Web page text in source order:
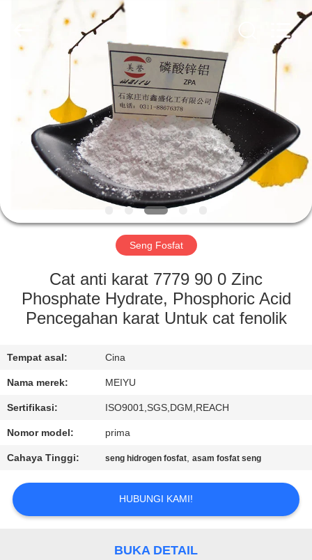
RUMAH
PRODUK
VIDEO
TENTANG
KAMI
PABRIK
KUALITAS
HUBUNGI
KAMI
KUTIPAN
Developed
Seng Fosfat
Cat anti karat 7779 90 0 Zinc
Phosphate Hydrate, Phosphoric Acid
Pencegahan karat Untuk cat fenolik
Tempat asal: Cina
Nama merek: MEIYU
Sertifikasi: ISO9001,SGS,DGM,REACH
Nomor model: prima
Cahaya Tinggi: seng hidrogen fosfat,asam fosfat seng
HUBUNGI KAMI!
BUKA DETAIL